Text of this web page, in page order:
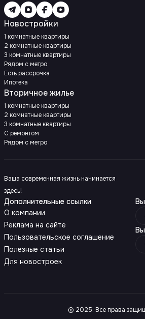
Новостройки
1 комнатные квартиры
2 комнатные квартиры
3 комнатные квартиры
Рядом с метро
Есть рассрочка
Ипотека
Вторичное жилье
1 комнатные квартиры
2 комнатные квартиры
3 комнатные квартиры
С ремонтом
Рядом с метро
Ваша современная жизнь начинается
здесь!
Дополнительные ссылки
О компании
Реклама на сайте
Пользовательское соглашение
Полезные статьи
Для новостроек
© 2025. Все права